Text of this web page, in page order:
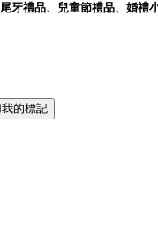
尾牙禮品、 兒童節禮品、 婚禮